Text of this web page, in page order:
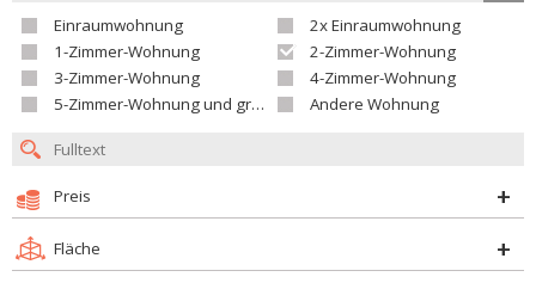
Einraumwohnung
2x Einraumwohnung
1-Zimmer-Wohnung
2-Zimmer-Wohnung
3-Zimmer-Wohnung
4-Zimmer-Wohnung
5-Zimmer-Wohnung und größer
Andere Wohnung
Preis
Fläche